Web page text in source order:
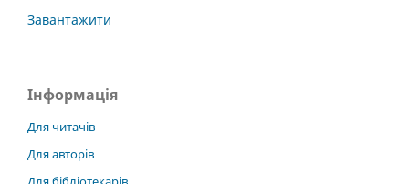
Завантажити
Інформація
Для читачів
Для авторів